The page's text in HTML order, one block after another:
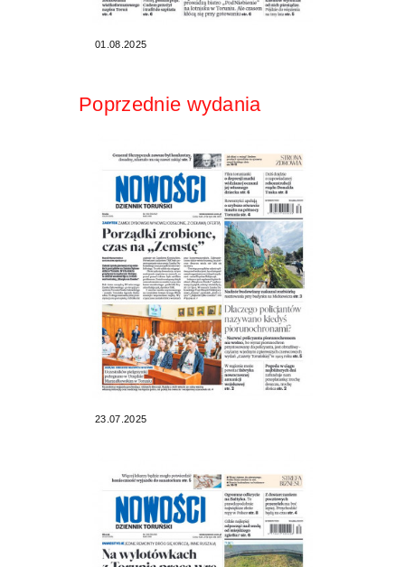
01.08.2025
Poprzednie wydania
23.07.2025